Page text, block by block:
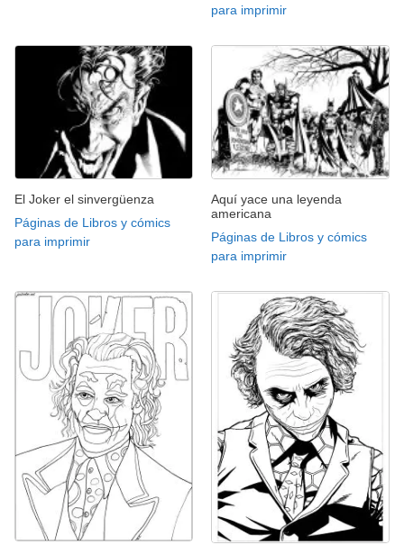
para imprimir
El Joker el sinvergüenza
Páginas de Libros y cómics
para imprimir
Aquí yace una leyenda
americana
Páginas de Libros y cómics
para imprimir